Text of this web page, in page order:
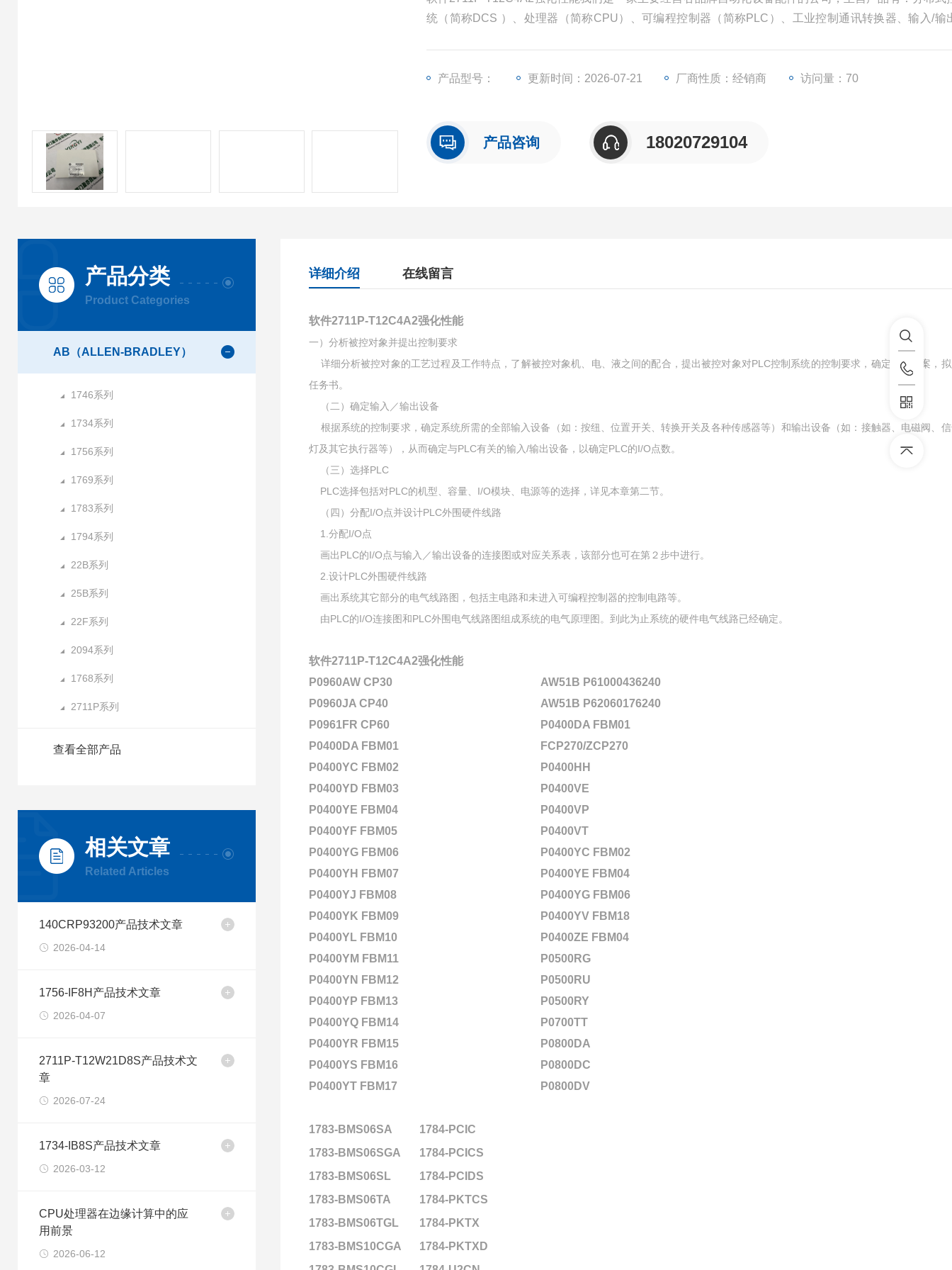
统（简称DCS ）、处理器（简称CPU）、可编程控制器（简称PLC）、工业控制通讯转换器、输入/输
产品型号： 更新时间：2026-07-21 厂商性质：经销商 访问量：70
产品咨询 18020729104
产品分类
Product Categories
AB（ALLEN-BRADLEY）
1746系列
1734系列
1756系列
1769系列
1783系列
1794系列
22B系列
25B系列
22F系列
2094系列
1768系列
2711P系列
查看全部产品
相关文章
Related Articles
140CRP93200产品技术文章
2026-04-14
1756-IF8H产品技术文章
2026-04-07
2711P-T12W21D8S产品技术文
章
2026-07-24
1734-IB8S产品技术文章
2026-03-12
CPU处理器在边缘计算中的应
用前景
2026-06-12
详细介绍 在线留言
软件2711P-T12C4A2强化性能
一）分析被控对象并提出控制要求
详细分析被控对象的工艺过程及工作特点，了解被控对象机、电、液之间的配合，提出被控对象对PLC控制系统的控制要求，确定控制方案，
任务书。
（二）确定输入／输出设备
根据系统的控制要求，确定系统所需的全部输入设备（如：按纽、位置开关、转换开关及各种传感器等）和输出设备（如：接触器、电磁阀、
灯及其它执行器等），从而确定与PLC有关的输入/输出设备，以确定PLC的I/O点数。
（三）选择PLC
PLC选择包括对PLC的机型、容量、I/O模块、电源等的选择，详见本章第二节。
（四）分配I/O点并设计PLC外围硬件线路
1.分配I/O点
画出PLC的I/O点与输入／输出设备的连接图或对应关系表，该部分也可在第２步中进行。
2.设计PLC外围硬件线路
画出系统其它部分的电气线路图，包括主电路和未进入可编程控制器的控制电路等。
由PLC的I/O连接图和PLC外围电气线路图组成系统的电气原理图。到此为止系统的硬件电气线路已经确定。
软件2711P-T12C4A2强化性能
P0960AW CP30
AW51B P61000436240
P0960JA CP40
AW51B P62060176240
P0961FR CP60
P0400DA FBM01
P0400DA FBM01
FCP270/ZCP270
P0400YC FBM02
P0400HH
P0400YD FBM03
P0400VE
P0400YE FBM04
P0400VP
P0400YF FBM05
P0400VT
P0400YG FBM06
P0400YC FBM02
P0400YH FBM07
P0400YE FBM04
P0400YJ FBM08
P0400YG FBM06
P0400YK FBM09
P0400YV FBM18
P0400YL FBM10
P0400ZE FBM04
P0400YM FBM11
P0500RG
P0400YN FBM12
P0500RU
P0400YP FBM13
P0500RY
P0400YQ FBM14
P0700TT
P0400YR FBM15
P0800DA
P0400YS FBM16
P0800DC
P0400YT FBM17
P0800DV
1783-BMS06SA
1784-PCIC
1783-BMS06SGA
1784-PCICS
1783-BMS06SL
1784-PCIDS
1783-BMS06TA
1784-PKTCS
1783-BMS06TGL
1784-PKTX
1783-BMS10CGA
1784-PKTXD